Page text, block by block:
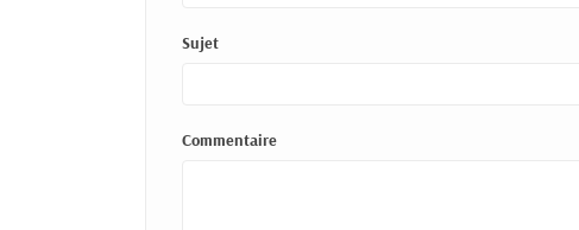
Sujet
Commentaire